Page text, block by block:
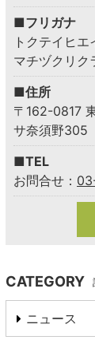
■フリガナ
トクテイヒ
マチヅクリク
■住所
〒162-0817
サ奈須野305
■TEL
お問合せ：
CATEGORY
ニュース